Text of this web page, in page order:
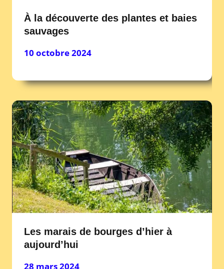
À la découverte des plantes et baies
sauvages
10 octobre 2024
Les marais de bourges d’hier à
aujourd’hui
28 mars 2024